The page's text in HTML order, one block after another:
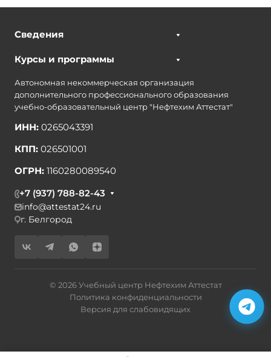
Сведения
Курсы и программы
Автономная некоммерческая организация
дополнительного профессионального образования
учебно-образовательный центр "Нефтехим Аттестат"
ИНН: 0265043391
КПП: 026501001
ОГРН: 1160280089540
+7 (937) 788-82-43
info@attestat24.ru
г. Белгород
© 2026 Учебный центр Нефтехим Аттестат
Политика конфиденциальности
Версия для слабовидящих